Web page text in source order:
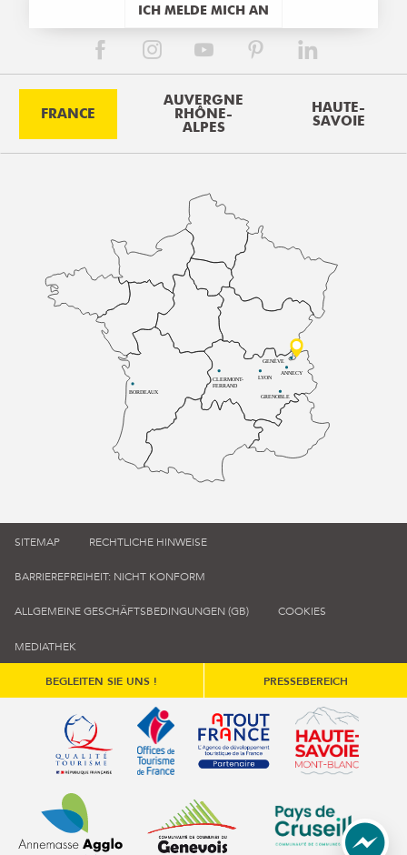
ICH MELDE MICH AN
FRANCE
AUVERGNE
RHÔNE-
ALPES
HAUTE-
SAVOIE
BORDEAUX
CLERMONT-
FERRAND
LYON
ANNECY
GRENOBLE
GENÈVE
SITEMAP RECHTLICHE HINWEISE
BARRIEREFREIHEIT: NICHT KONFORM
ALLGEMEINE GESCHÄFTSBEDINGUNGEN (GB) COOKIES
MEDIATHEK
BEGLEITEN SIE UNS ! PRESSEBEREICH
Qualité tourisme (s'ouvre dans une nouvelle fenêtre)
Office de tourisme de France (s'ouvre
Atout France (s'ouvre dans
Annemasse Agglo (s'ouvre dans une nouvelle fenêtre)
Communauté de communes du
Communauté de